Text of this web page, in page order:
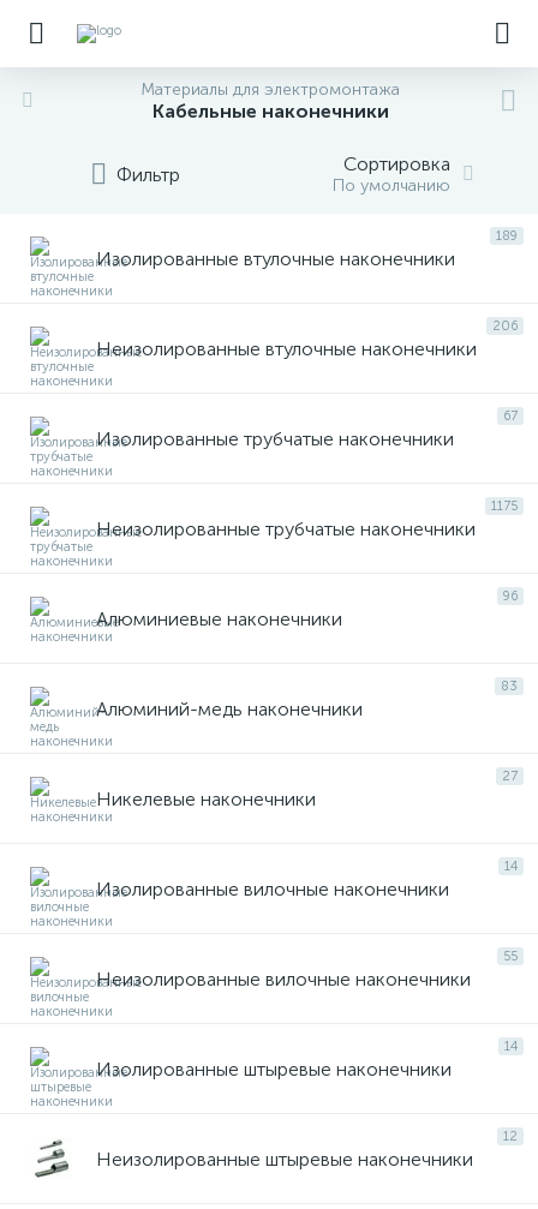
Материалы для электромонтажа
Кабельные наконечники
Фильтр Сортировка
По умолчанию
189
Изолированные втулочные наконечники
206
Неизолированные втулочные наконечники
67
Изолированные трубчатые наконечники
1175
Неизолированные трубчатые наконечники
96
Алюминиевые наконечники
83
Алюминий-медь наконечники
27
Никелевые наконечники
14
Изолированные вилочные наконечники
55
Неизолированные вилочные наконечники
14
Изолированные штыревые наконечники
12
Неизолированные штыревые наконечники